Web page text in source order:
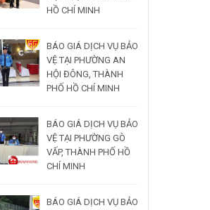
HỒ CHÍ MINH
BÁO GIÁ DỊCH VỤ BẢO
VỆ TẠI PHƯỜNG AN
HỘI ĐÔNG, THÀNH
PHỐ HỒ CHÍ MINH
BÁO GIÁ DỊCH VỤ BẢO
VỆ TẠI PHƯỜNG GÒ
VẤP, THÀNH PHỐ HỒ
CHÍ MINH
BÁO GIÁ DỊCH VỤ BẢO